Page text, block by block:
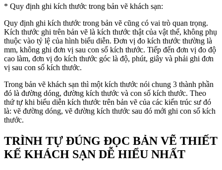
* Quy định ghi kích thước trong bản vẽ khách sạn:
Quy định ghi kích thước trong bản vẽ cũng có vai trò quan trọng.
Kích thước ghi trên bản vẽ là kích thước thật của vật thể, không phụ
thuộc vào tỷ lệ của hình biểu diễn. Đơn vị đo kích thước thường là
mm, không ghi đơn vị sau con số kích thước. Tiếp đến đơn vị đo độ
cao làm, đơn vị đo kích thước góc là độ, phút, giây và phải ghi đơn
vị sau con số kích thước.
Trong bản vẽ khách sạn thì một kích thước nói chung 3 thành phần
đó là đường dóng, đường kích thước và con số kích thước. Theo
thứ tự khi biểu diễn kích thước trên bản vẽ của các kiến trúc sư đó
là: vẽ đường dóng, vẽ đường kích thước sau đó mới ghi con số kích
thước.
TRÌNH TỰ ĐÚNG ĐỌC BẢN VẼ THIẾT
KẾ KHÁCH SẠN DỄ HIỂU NHẤT